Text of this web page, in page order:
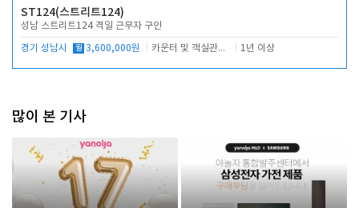
ST124(스트리트124)
성남 스트리트124 격일 근무자 구인
경기 성남시 월 3,600,000원 카운터 및 객실관리 전반 1년 이상
많이 본 기사